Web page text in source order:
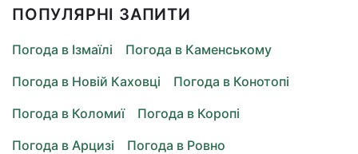
ПОПУЛЯРНІ ЗАПИТИ
Погода в Ізмаїлі
Погода в Каменському
Погода в Новій Каховці
Погода в Конотопі
Погода в Коломиї
Погода в Коропі
Погода в Арцизі
Погода в Ровно